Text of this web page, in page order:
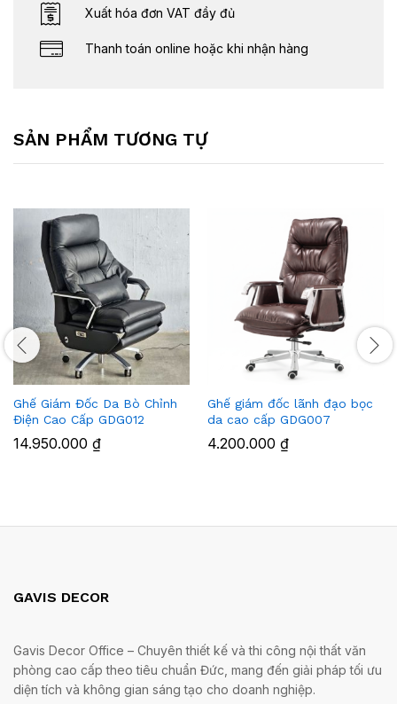
Xuất hóa đơn VAT đầy đủ
Thanh toán online hoặc khi nhận hàng
SẢN PHẨM TƯƠNG TỰ
Ghế Giám Đốc Da Bò Chỉnh
Điện Cao Cấp GDG012
14.950.000 ₫
Ghế giám đốc lãnh đạo bọc
da cao cấp GDG007
4.200.000 ₫
GAVIS DECOR
Gavis Decor Office – Chuyên thiết kế và thi công nội thất văn
phòng cao cấp theo tiêu chuẩn Đức, mang đến giải pháp tối ưu
diện tích và không gian sáng tạo cho doanh nghiệp.